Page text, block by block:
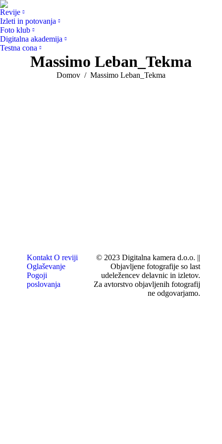
Revije
Izleti in potovanja
Foto klub
Digitalna akademija
Testna cona
Massimo Leban_Tekma
You are here:
Domov Massimo Leban_Tekma
Kontakt O reviji
Oglaševanje
Pogoji
poslovanja
© 2023 Digitalna kamera d.o.o. ||
Objavljene fotografije so last
udeležencev delavnic in izletov.
Za avtorstvo objavljenih fotografij
ne odgovarjamo.